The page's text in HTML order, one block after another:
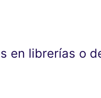
en librerías o